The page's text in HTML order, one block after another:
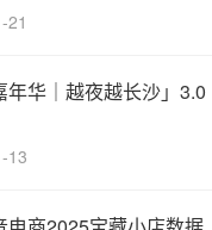
21
年华｜越夜越长沙」3.0
13